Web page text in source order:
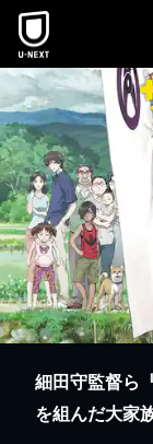
本文へスキップ
細田守監督ら
を組んだ大家